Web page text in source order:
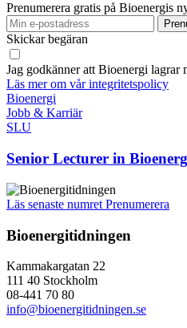
Prenumerera gratis på Bioenergis
Skickar begäran
Jag godkänner att Bioenergi lagrar
Läs mer om vår integritetspolicy
Bioenergi
Jobb & Karriär
SLU
Senior Lecturer in
Läs senaste numret Prenumerera
Bioenergitidningen
Kammakargatan 22
111 40 Stockholm
08-441 70 80
info@bioenergitidningen.se